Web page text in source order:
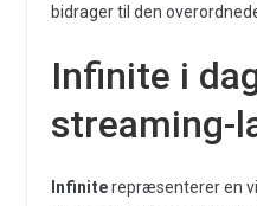
bidrager til den
Infinite i
streaming-
Infiniterepræsenterer en